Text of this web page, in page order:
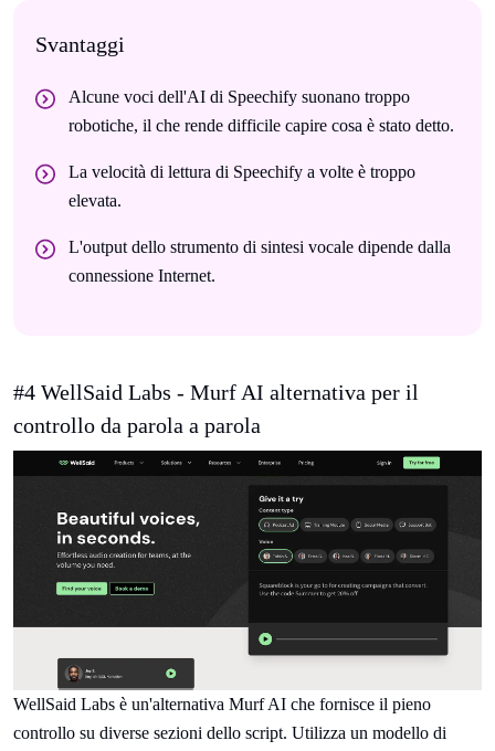
Svantaggi
Alcune voci dell'AI di Speechify suonano troppo
robotiche, il che rende difficile capire cosa è stato detto.
La velocità di lettura di Speechify a volte è troppo
elevata.
L'output dello strumento di sintesi vocale dipende dalla
connessione Internet.
#4 WellSaid Labs - Murf AI alternativa per il
controllo da parola a parola
WellSaid Labs è un'alternativa Murf AI che fornisce il pieno
controllo su diverse sezioni dello script. Utilizza un modello di